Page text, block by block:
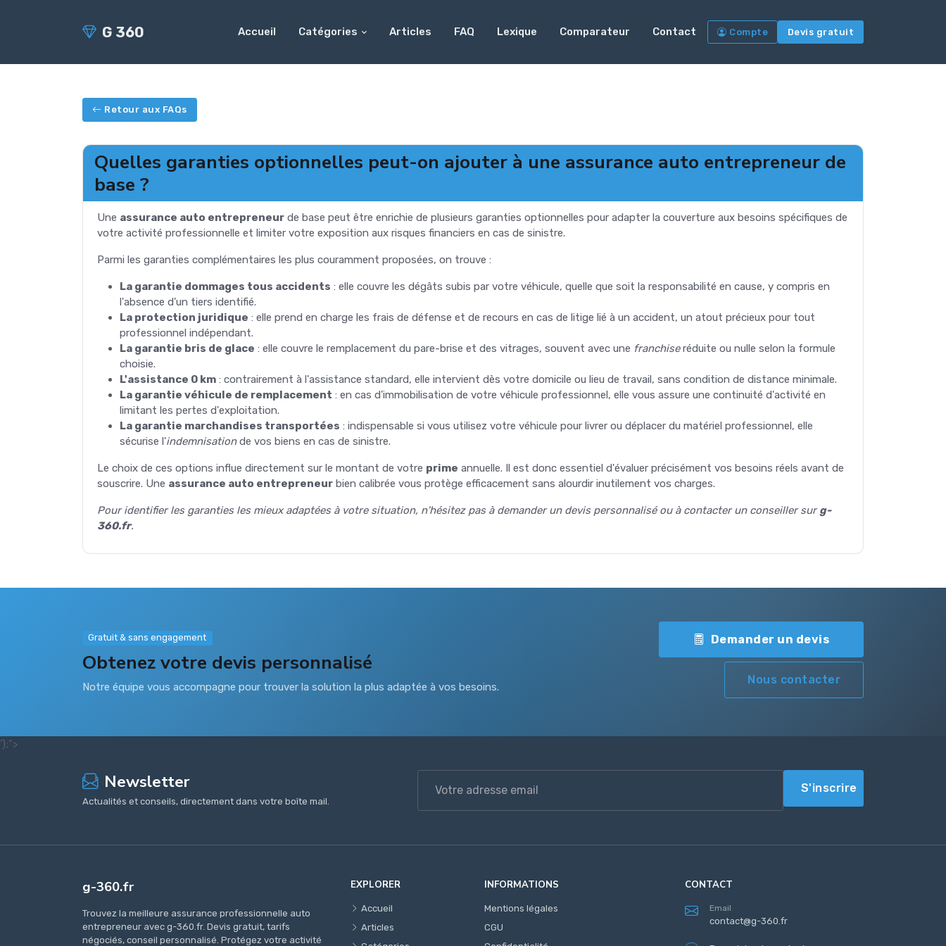
G 360 Accueil Catégories Articles FAQ Lexique Comparateur Contact Compte Devis gratuit
Retour aux FAQs
Quelles garanties optionnelles peut-on ajouter à une assurance auto entrepreneur de
base ?
Une assurance auto entrepreneur de base peut être enrichie de plusieurs garanties optionnelles pour adapter la couverture aux besoins spécifiques de
votre activité professionnelle et limiter votre exposition aux risques financiers en cas de sinistre.
Parmi les garanties complémentaires les plus couramment proposées, on trouve :
La garantie dommages tous accidents : elle couvre les dégâts subis par votre véhicule, quelle que soit la responsabilité en cause, y compris en
l'absence d'un tiers identifié.
La protection juridique : elle prend en charge les frais de défense et de recours en cas de litige lié à un accident, un atout précieux pour tout
professionnel indépendant.
La garantie bris de glace : elle couvre le remplacement du pare-brise et des vitrages, souvent avec une franchiseréduite ou nulle selon la formule
choisie.
L'assistance 0 km : contrairement à l'assistance standard, elle intervient dès votre domicile ou lieu de travail, sans condition de distance minimale.
La garantie véhicule de remplacement : en cas d'immobilisation de votre véhicule professionnel, elle vous assure une continuité d'activité en
limitant les pertes d'exploitation.
La garantie marchandises transportées : indispensable si vous utilisez votre véhicule pour livrer ou déplacer du matériel professionnel, elle
sécurise l'indemnisationde vos biens en cas de sinistre.
Le choix de ces options influe directement sur le montant de votre prime annuelle. Il est donc essentiel d'évaluer précisément vos besoins réels avant de
souscrire. Une assurance auto entrepreneur bien calibrée vous protège efficacement sans alourdir inutilement vos charges.
Pour identifier les garanties les mieux adaptées à votre situation, n'hésitez pas à demander un devis personnalisé ou à contacter un conseiller surg-
360.fr.
Gratuit & sans engagement
Obtenez votre devis personnalisé
Notre équipe vous accompagne pour trouver la solution la plus adaptée à vos besoins.
Demander un devis
Nous contacter
');">
Newsletter
Actualités et conseils, directement dans votre boîte mail.
S'inscrire
g-360.fr
Trouvez la meilleure assurance professionnelle auto
entrepreneur avec g-360.fr. Devis gratuit, tarifs
négociés, conseil personnalisé. Protégez votre activité
EXPLORER
Accueil
Articles
INFORMATIONS
Mentions légales
CGU
CONTACT
Email
contact@g-360.fr